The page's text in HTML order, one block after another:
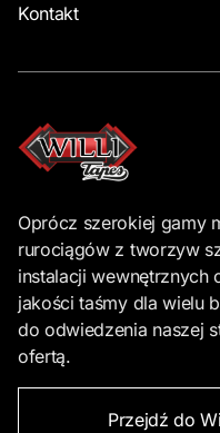
Kontakt
Oprócz szerokiej gamy
rurociągów z tworzyw
instalacji wewnętrznych
jakości taśmy dla wielu
do odwiedzenia naszej
ofertą.
Przejdź do